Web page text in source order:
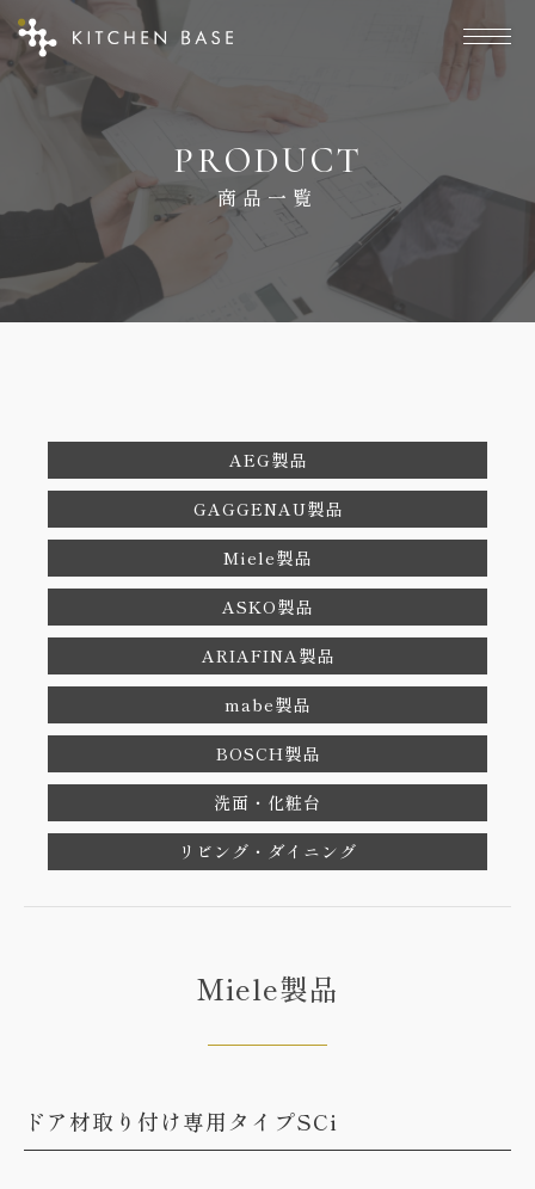
PRODUCT
商品 一 覧
AEG製品
GAGGENAU製品
Miele製品
ASKO製品
ARIAFINA製品
mabe製品
BOSCH製品
洗面・化粧台
リビング・ダイニング
Miele製品
ドア材取り付け専用タイプSCi